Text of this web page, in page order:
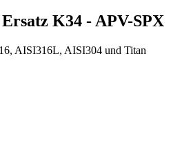
K34 - APV-SPX
AISI316L, AISI304 und Titan